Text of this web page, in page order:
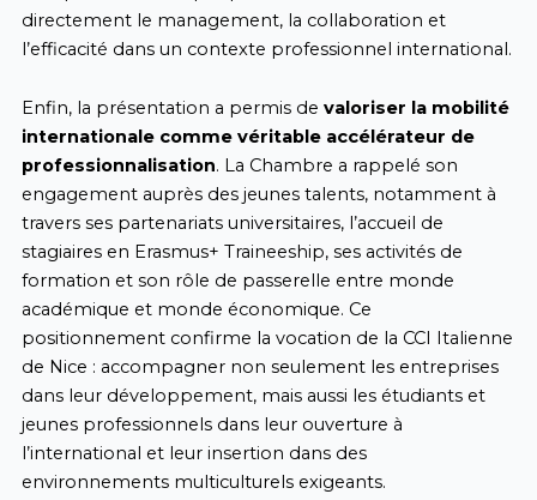
directement le management, la collaboration et
l’efficacité dans un contexte professionnel international.
Enfin, la présentation a permis de valoriser la mobilité
internationale comme véritable accélérateur de
professionnalisation. La Chambre a rappelé son
engagement auprès des jeunes talents, notamment à
travers ses partenariats universitaires, l’accueil de
stagiaires en Erasmus+ Traineeship, ses activités de
formation et son rôle de passerelle entre monde
académique et monde économique. Ce
positionnement confirme la vocation de la CCI Italienne
de Nice : accompagner non seulement les entreprises
dans leur développement, mais aussi les étudiants et
jeunes professionnels dans leur ouverture à
l’international et leur insertion dans des
environnements multiculturels exigeants.